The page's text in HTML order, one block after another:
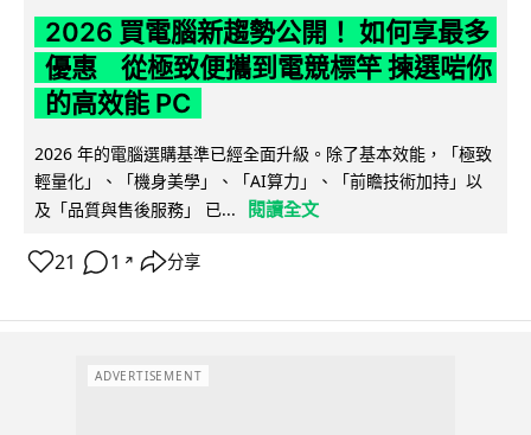
2026 買電腦新趨勢公開！ 如何享最多
優惠 從極致便攜到電競標竿 揀選啱你
的高效能 PC
2026 年的電腦選購基準已經全面升級。除了基本效能，「極致
輕量化」、「機身美學」、「AI算力」、「前瞻技術加持」以
及「品質與售後服務」 已...
閱讀全文
21 1 ↗ 分享
ADVERTISEMENT